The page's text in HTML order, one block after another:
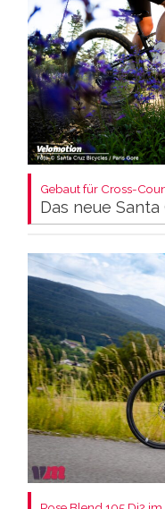
Gebaut für Cross-
Das neue Santa